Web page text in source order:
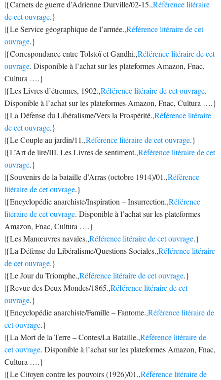
|{Carnets de guerre d’Adrienne Durville/02-15.,Référence litéraire
de cet ouvrage.}
|{Le Service géographique de l’armée.,Référence litéraire de cet
ouvrage.}
|{Correspondance entre Tolstoï et Gandhi.,Référence litéraire de cet
ouvrage. Disponible à l’achat sur les plateformes Amazon, Fnac,
Cultura ….}
|{Les Livres d’étrennes, 1902.,Référence litéraire de cet ouvrage.
Disponible à l’achat sur les plateformes Amazon, Fnac, Cultura ….}
|{La Défense du Libéralisme/Vers la Prospérité.,Référence litéraire
de cet ouvrage.}
|{Le Couple au jardin/11.,Référence litéraire de cet ouvrage.}
|{L’Art de lire/III. Les Livres de sentiment.,Référence litéraire de cet
ouvrage.}
|{Souvenirs de la bataille d’Arras (octobre 1914)/01.,Référence
litéraire de cet ouvrage.}
|{Encyclopédie anarchiste/Inspiration – Insurrection.,Référence
litéraire de cet ouvrage. Disponible à l’achat sur les plateformes
Amazon, Fnac, Cultura ….}
|{Les Manœuvres navales.,Référence litéraire de cet ouvrage.}
|{La Défense du Libéralisme/Questions Sociales.,Référence litéraire
de cet ouvrage.}
|{Le Jour du Triomphe.,Référence litéraire de cet ouvrage.}
|{Revue des Deux Mondes/1865.,Référence litéraire de cet
ouvrage.}
|{Encyclopédie anarchiste/Famille – Fantome.,Référence litéraire de
cet ouvrage.}
|{La Mort de la Terre – Contes/La Bataille.,Référence litéraire de
cet ouvrage. Disponible à l’achat sur les plateformes Amazon, Fnac,
Cultura ….}
|{Le Citoyen contre les pouvoirs (1926)/01.,Référence litéraire de